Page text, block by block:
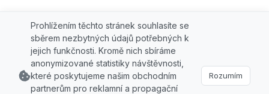
LETÁKY|ŠKOLENÍ / WEBINÁŘE | ODBORNÉ ČLÁNKY
VÝPRODEJ
© 2026 DENTALL, spol. s r.o., Grafická 827/16, 15000 Praha 5,
e-mail:obchod@dentall.cz
Tel.: +420 2 41 403 369, Fax: +420 2 41 403 369 | powered by
www.greenleaf.sk
Prohlížením těchto stránek souhlasíte se
sběrem nezbytných údajů potřebných k
jejich funkčnosti. Kromě nich sbíráme
anonymizované statistiky návštěvnosti,
které poskytujeme našim obchodním
partnerům pro reklamní a propagační
Rozumím